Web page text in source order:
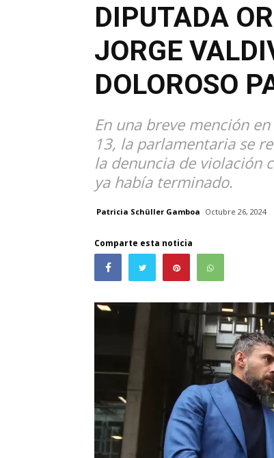
DIPUTADA
JORGE
DOLOROSO
En una breve mención
13, la parlamentaria se
la denuncia de violación
ya había terminado.
Patricia Schüller Gamboa Octubre 26, 2024
Comparte esta noticia